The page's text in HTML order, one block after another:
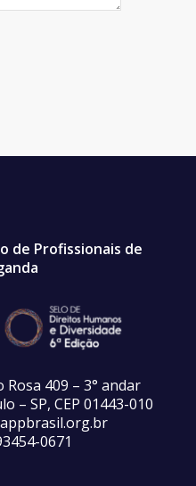
de Profissionais de
409 – 3° andar
– SP, CEP 01443-010
0671